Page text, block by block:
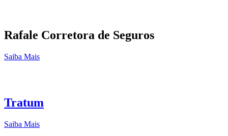
Rafale Corretora de Seguros
Saiba Mais
Tratum
Saiba Mais